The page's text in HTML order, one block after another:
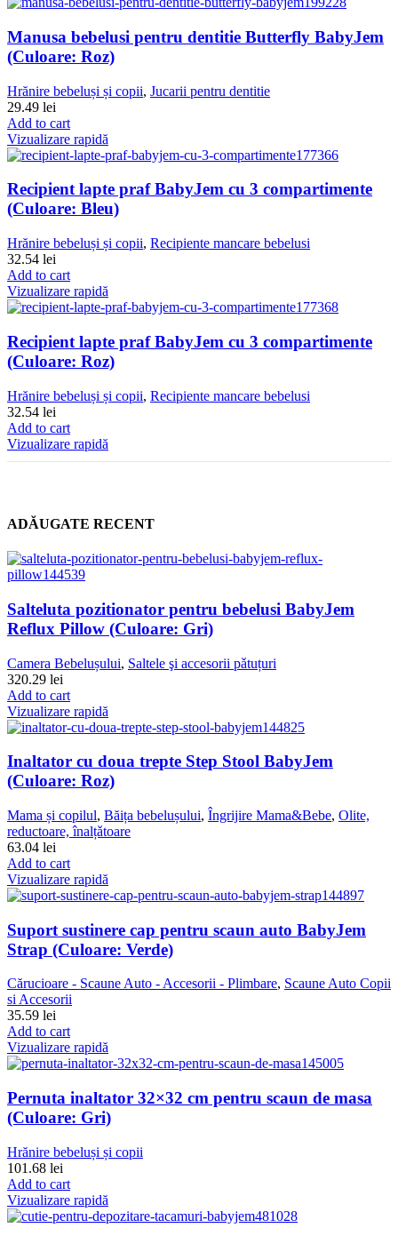
Manusa bebelusi pentru dentitie Butterfly BabyJem
(Culoare: Roz)
Hrănire bebeluși și copii, Jucarii pentru dentitie
29.49 lei
Add to cart
Vizualizare rapidă
Recipient lapte praf BabyJem cu 3 compartimente
(Culoare: Bleu)
Hrănire bebeluși și copii, Recipiente mancare bebelusi
32.54 lei
Add to cart
Vizualizare rapidă
Recipient lapte praf BabyJem cu 3 compartimente
(Culoare: Roz)
Hrănire bebeluși și copii, Recipiente mancare bebelusi
32.54 lei
Add to cart
Vizualizare rapidă
ADĂUGATE RECENT
Salteluta pozitionator pentru bebelusi BabyJem
Reflux Pillow (Culoare: Gri)
Camera Bebelușului, Saltele şi accesorii pǎtuțuri
320.29 lei
Add to cart
Vizualizare rapidă
Inaltator cu doua trepte Step Stool BabyJem
(Culoare: Roz)
Mama și copilul, Băița bebelușului, Îngrijire Mama&Bebe, Olite,
reductoare, înalțǎtoare
63.04 lei
Add to cart
Vizualizare rapidă
Suport sustinere cap pentru scaun auto BabyJem
Strap (Culoare: Verde)
Cărucioare - Scaune Auto - Accesorii - Plimbare, Scaune Auto Copii
si Accesorii
35.59 lei
Add to cart
Vizualizare rapidă
Pernuta inaltator 32×32 cm pentru scaun de masa
(Culoare: Gri)
Hrănire bebeluși și copii
101.68 lei
Add to cart
Vizualizare rapidă